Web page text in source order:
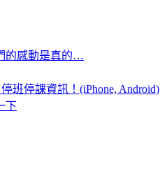
的感動是真的…
班停課資訊！(iPhone, Android)
下